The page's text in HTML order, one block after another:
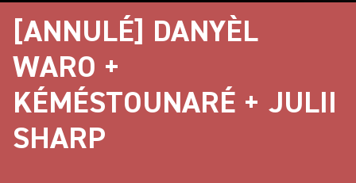
[ANNULÉ] DANYÈL
WARO +
KÉMÉSTOUNARÉ + JULII
SHARP